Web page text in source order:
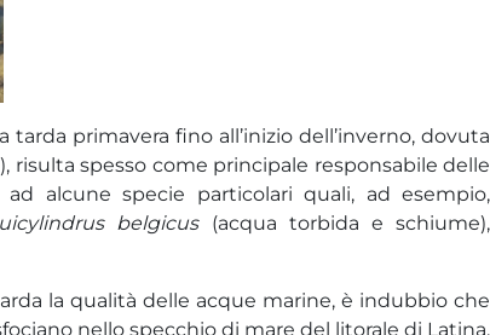
primavera fino all’inizio dell’inverno, dovuta
spesso come principale responsabile delle
alcune specie particolari quali, ad esempio,
belgicus (acqua torbida e schiume),
la qualità delle acque marine, è indubbio che
nello specchio di mare del litorale di Latina,